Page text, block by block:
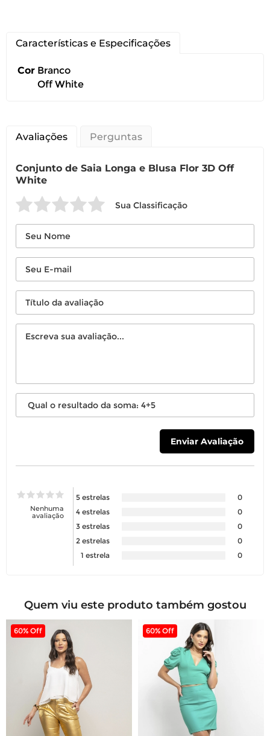
Você pode devolver este
produto gratuitamente.
recebimento do produto, para solicitar
devolução
Características e Especificações
Cor Branco
Off White
Avaliações Perguntas
Conjunto de Saia Longa e Blusa Flor 3D Off
White
Sua Classificação
Nenhuma
avaliação
5 estrelas
0
4 estrelas
0
3 estrelas
0
2 estrelas
0
1 estrela
0
Quem viu este produto também gostou
60% Off 60% Off